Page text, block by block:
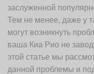
заслуженной
Тем не менее, даже у
могут возникнуть
ваша Киа Рио не
этой статье мы
данной проблемы и